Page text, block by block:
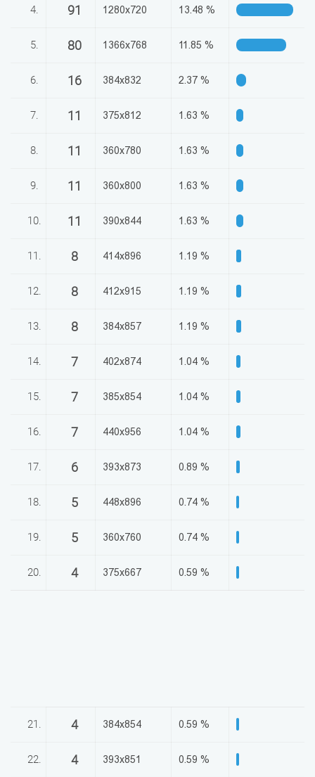
პასუხისმგებლობის
უარყოფა
4. 91 1280x720 13.48 %
5. 80 1366x768 11.85 %
6. 16 384x832 2.37 %
7. 11 375x812 1.63 %
8. 11 360x780 1.63 %
9. 11 360x800 1.63 %
10. 11 390x844 1.63 %
11. 8 414x896 1.19 %
12. 8 412x915 1.19 %
13. 8 384x857 1.19 %
14. 7 402x874 1.04 %
15. 7 385x854 1.04 %
16. 7 440x956 1.04 %
17. 6 393x873 0.89 %
18. 5 448x896 0.74 %
19. 5 360x760 0.74 %
20. 4 375x667 0.59 %
21. 4 384x854 0.59 %
22. 4 393x851 0.59 %